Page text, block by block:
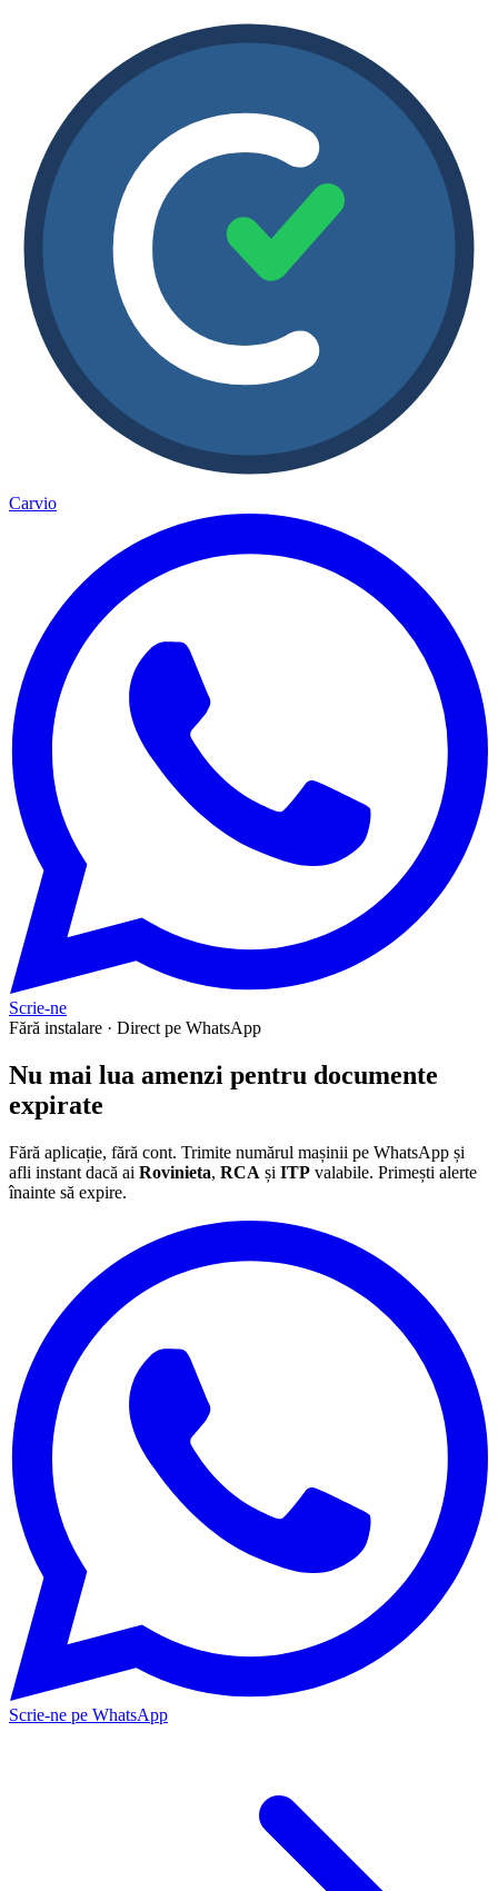
Carvio
Scrie-ne
Fără instalare · Direct pe WhatsApp
Nu mai lua amenzi pentru documente
expirate
Fără aplicație, fără cont. Trimite numărul mașinii pe WhatsApp și
afli instant dacă ai Rovinieta, RCA și ITP valabile. Primești alerte
înainte să expire.
Scrie-ne pe WhatsApp